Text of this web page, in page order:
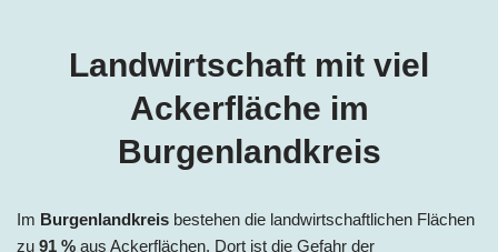
Landwirtschaft mit viel
Ackerfläche im
Burgenlandkreis
Im Burgenlandkreis bestehen die landwirtschaftlichen Flächen
zu 91 % aus Ackerflächen. Dort ist die Gefahr der